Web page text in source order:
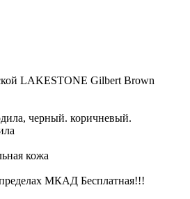
LAKESTONE Gilbert Brown
черный. коричневый.
кожа
МКАД Бесплатная!!!